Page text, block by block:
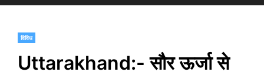
विविध
Uttarakhand:- सौर ऊर्जा से